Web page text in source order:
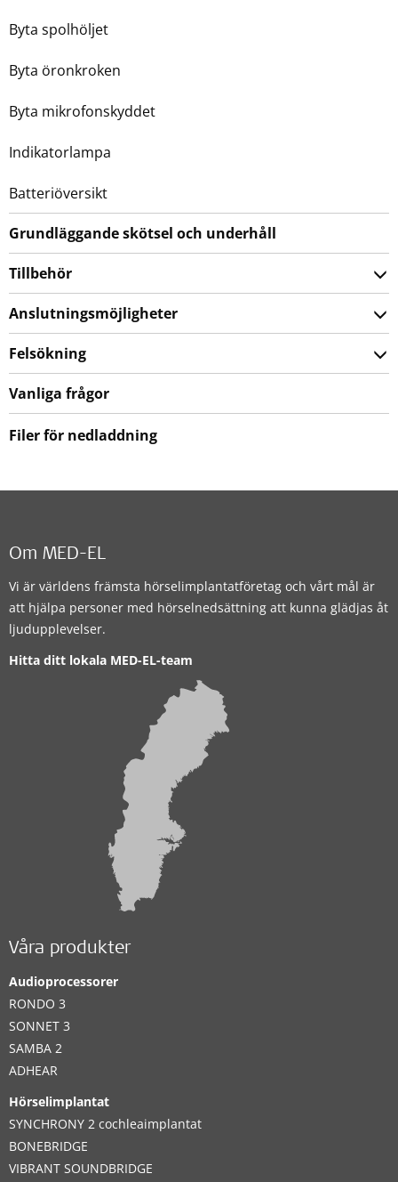
Byta spolhöljet
Byta öronkroken
Byta mikrofonskyddet
Indikatorlampa
Batteriöversikt
Grundläggande skötsel och underhåll
Tillbehör
Anslutningsmöjligheter
Felsökning
Vanliga frågor
Filer för nedladdning
Om MED-EL
Vi är världens främsta hörselimplantatföretag och vårt mål är
att hjälpa personer med hörselnedsättning att kunna glädjas åt
ljudupplevelser.
Hitta ditt lokala MED-EL-team
Våra produkter
Audioprocessorer
RONDO 3
SONNET 3
SAMBA 2
ADHEAR
Hörselimplantat
SYNCHRONY 2 cochleaimplantat
BONEBRIDGE
VIBRANT SOUNDBRIDGE